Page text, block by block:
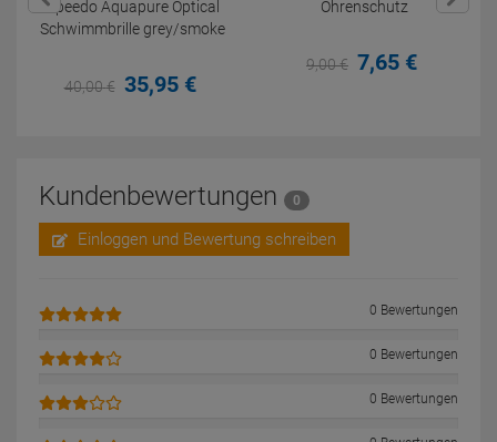
Speedo Aquapure Optical
Schwimmbrille grey/smoke
40,00€ 35,95 €
Ohrenschutz
9,00€ 7,65 €
Kundenbewertungen 0
Einloggen und Bewertung schreiben
0 Bewertungen
0 Bewertungen
0 Bewertungen